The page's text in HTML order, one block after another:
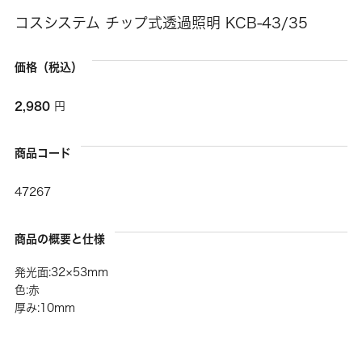
コスシステム チップ式透過照明 KCB-43/35
価格（税込）
2,980 円
商品コード
47267
商品の概要と仕様
発光面:32×53mm
色:赤
厚み:10mm